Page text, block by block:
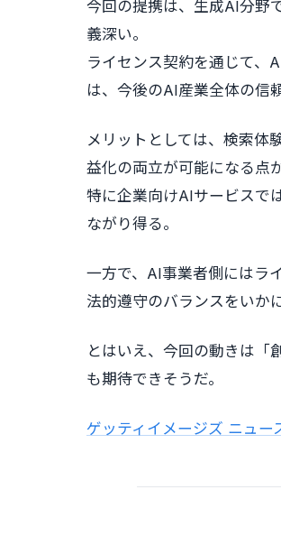
今回の提携は、生成AI分野
義深い。
ライセンス契約を通じて、
は、今後のAI産業全体の信
メリットとしては、検索体
益化の両立が可能になる点
特に企業向けAIサービスで
ながり得る。
一方で、AI事業者側にはラ
法的遵守のバランスをいか
とはいえ、今回の動きは「
も期待できそうだ。
ゲッティイメージズ ニュー